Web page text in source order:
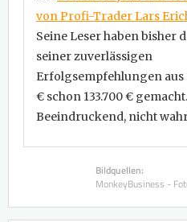
von Profi-Trader Lars
Seine Leser haben bisher
seiner zuverlässigen
Erfolgsempfehlungen aus
€ schon 133.700 € gemacht.
Beeindruckend, nicht
Bildquellen:
MonkeyBusiness -